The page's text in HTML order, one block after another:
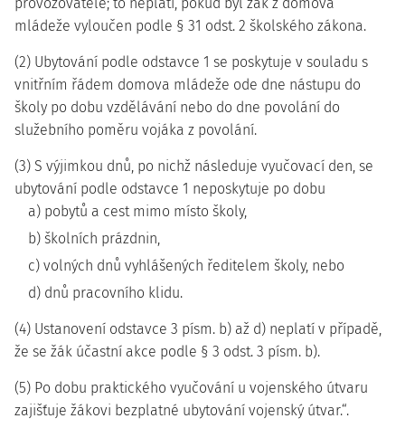
mládeže vyloučen podle § 31 odst. 2 školského zákona.
(2) Ubytování podle odstavce 1 se poskytuje v souladu s
vnitřním řádem domova mládeže ode dne nástupu do
školy po dobu vzdělávání nebo do dne povolání do
služebního poměru vojáka z povolání.
(3) S výjimkou dnů, po nichž následuje vyučovací den, se
ubytování podle odstavce 1 neposkytuje po dobu
a) pobytů a cest mimo místo školy,
b) školních prázdnin,
c) volných dnů vyhlášených ředitelem školy, nebo
d) dnů pracovního klidu.
(4) Ustanovení odstavce 3 písm. b) až d) neplatí v případě,
že se žák účastní akce podle § 3 odst. 3 písm. b).
(5) Po dobu praktického vyučování u vojenského útvaru
zajišťuje žákovi bezplatné ubytování vojenský útvar.“.